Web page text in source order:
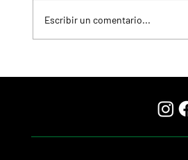
Escribir un comentario...